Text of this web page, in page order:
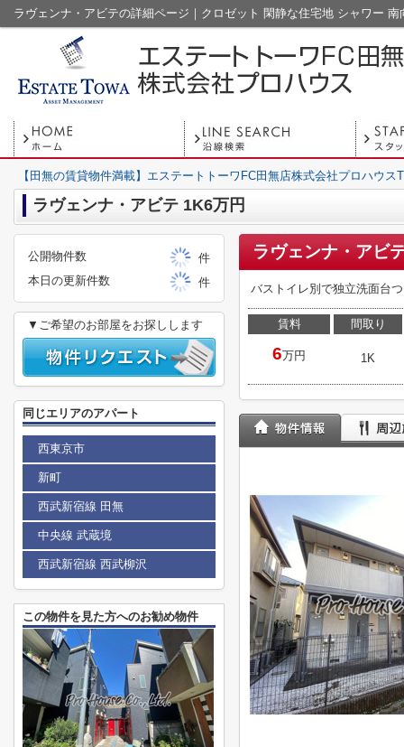
【田無の賃貸物件満載】エステートトーワFC田無店株式会社プロハウス
ラヴェンナ・アビテ 1K6万円
ラヴェンナ・アビ
バストイレ別で独立洗面台
賃料
6万円
間取り
1K
公開物件数
件
本日の更新件数
件
▼ご希望のお部屋をお探しします
同じエリアのアパート
西東京市
新町
西武新宿線 田無
中央線 武蔵境
西武新宿線 西武柳沢
この物件を見た方へのお勧め物件